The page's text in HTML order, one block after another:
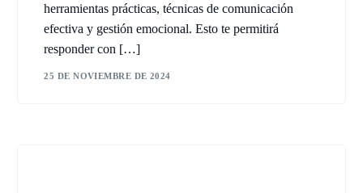
herramientas prácticas, técnicas de comunicación
efectiva y gestión emocional. Esto te permitirá
responder con […]
25 DE NOVIEMBRE DE 2024